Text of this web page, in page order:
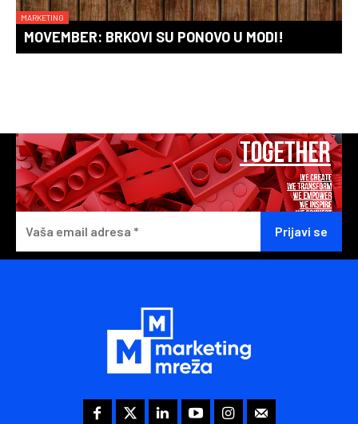
MARKETING
MOVEMBER: BRKOVI SU PONOVO U MODI!